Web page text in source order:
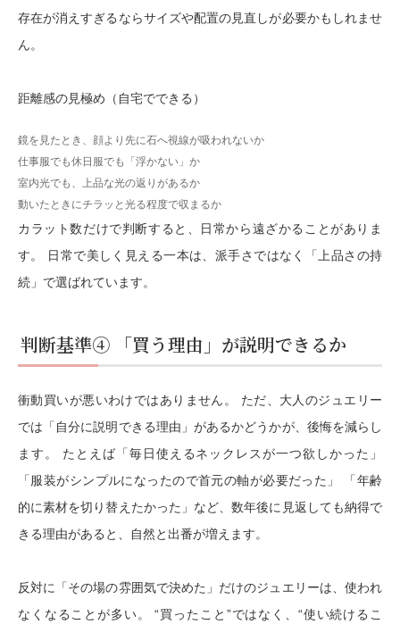
存在が消えすぎるならサイズや配置の見直しが必要かもしれませ
ん。
距離感の見極め（自宅でできる）
鏡を見たとき、顔より先に石へ視線が吸われないか
仕事服でも休日服でも「浮かない」か
室内光でも、上品な光の返りがあるか
動いたときにチラッと光る程度で収まるか
カラット数だけで判断すると、日常から遠ざかることがありま
す。 日常で美しく見える一本は、派手さではなく「上品さの持
続」で選ばれています。
判断基準④ 「買う理由」が説明できるか
衝動買いが悪いわけではありません。 ただ、大人のジュエリー
では「自分に説明できる理由」があるかどうかが、後悔を減らし
ます。 たとえば「毎日使えるネックレスが一つ欲しかった」
「服装がシンプルになったので首元の軸が必要だった」 「年齢
的に素材を切り替えたかった」など、数年後に見返しても納得で
きる理由があると、自然と出番が増えます。
反対に「その場の雰囲気で決めた」だけのジュエリーは、使われ
なくなることが多い。 “買ったこと”ではなく、“使い続けるこ